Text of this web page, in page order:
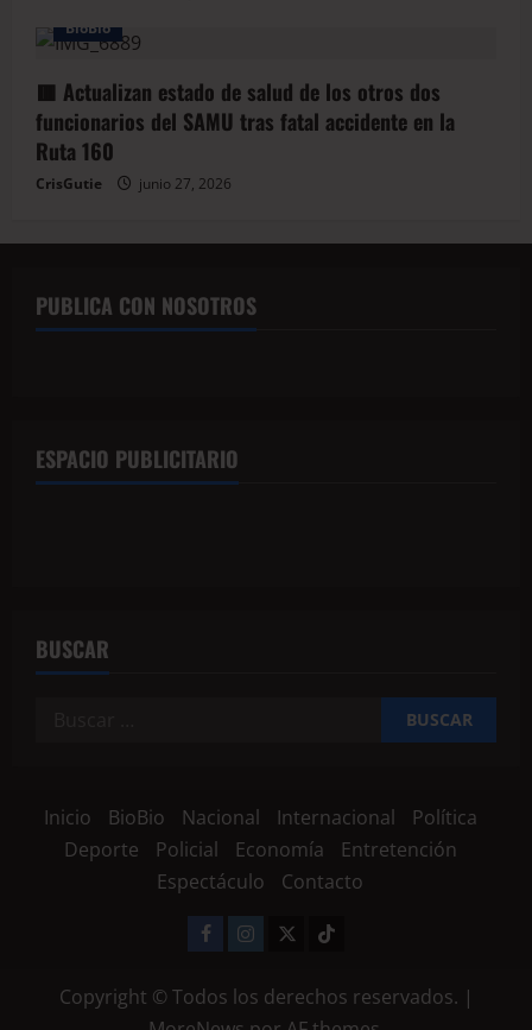
BioBio
🟥 Actualizan estado de salud de los otros dos
funcionarios del SAMU tras fatal accidente en la
Ruta 160
CrisGutie junio 27, 2026
PUBLICA CON NOSOTROS
ESPACIO PUBLICITARIO
BUSCAR
Inicio BioBio Nacional Internacional
Política
Deporte
Policial Economía
Entretención
Espectáculo
Contacto
Copyright © Todos los derechos reservados. |